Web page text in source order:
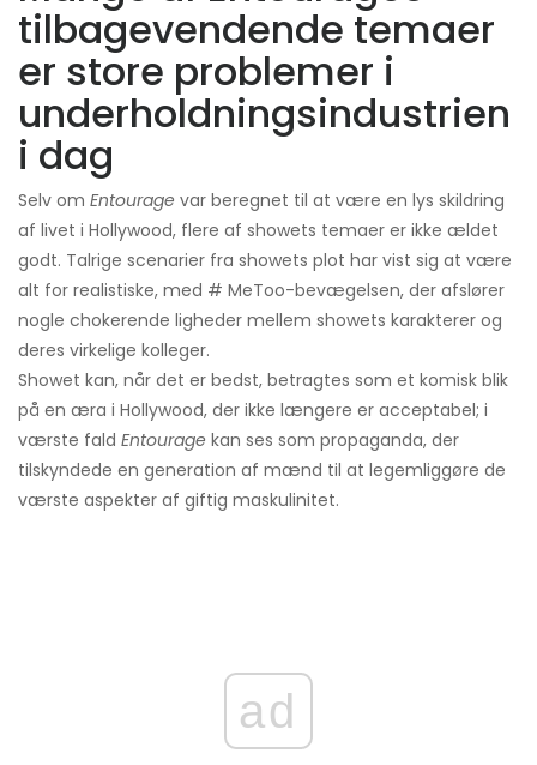
tilbagevendende temaer
er store problemer i
underholdningsindustrien
i dag
Selv om Entourage var beregnet til at være en lys skildring
af livet i Hollywood, flere af showets temaer er ikke ældet
godt. Talrige scenarier fra showets plot har vist sig at være
alt for realistiske, med # MeToo-bevægelsen, der afslører
nogle chokerende ligheder mellem showets karakterer og
deres virkelige kolleger.
Showet kan, når det er bedst, betragtes som et komisk blik
på en æra i Hollywood, der ikke længere er acceptabel; i
værste fald Entourage kan ses som propaganda, der
tilskyndede en generation af mænd til at legemliggøre de
værste aspekter af giftig maskulinitet.
ad